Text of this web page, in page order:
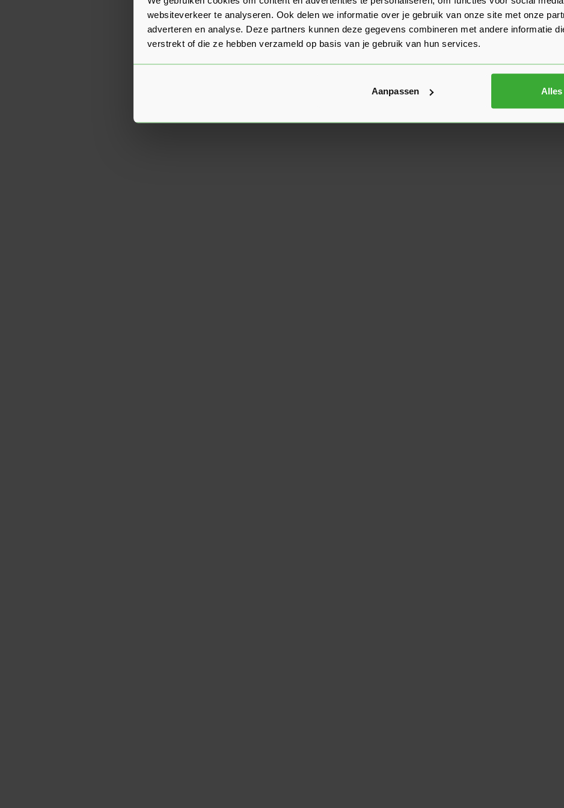
websiteverkeer te analyseren. Ook delen we informatie over je gebruik van onze site met onze
adverteren en analyse. Deze partners kunnen deze gegevens combineren met andere informatie
verstrekt of die ze hebben verzameld op basis van je gebruik van hun services.
Aanpassen